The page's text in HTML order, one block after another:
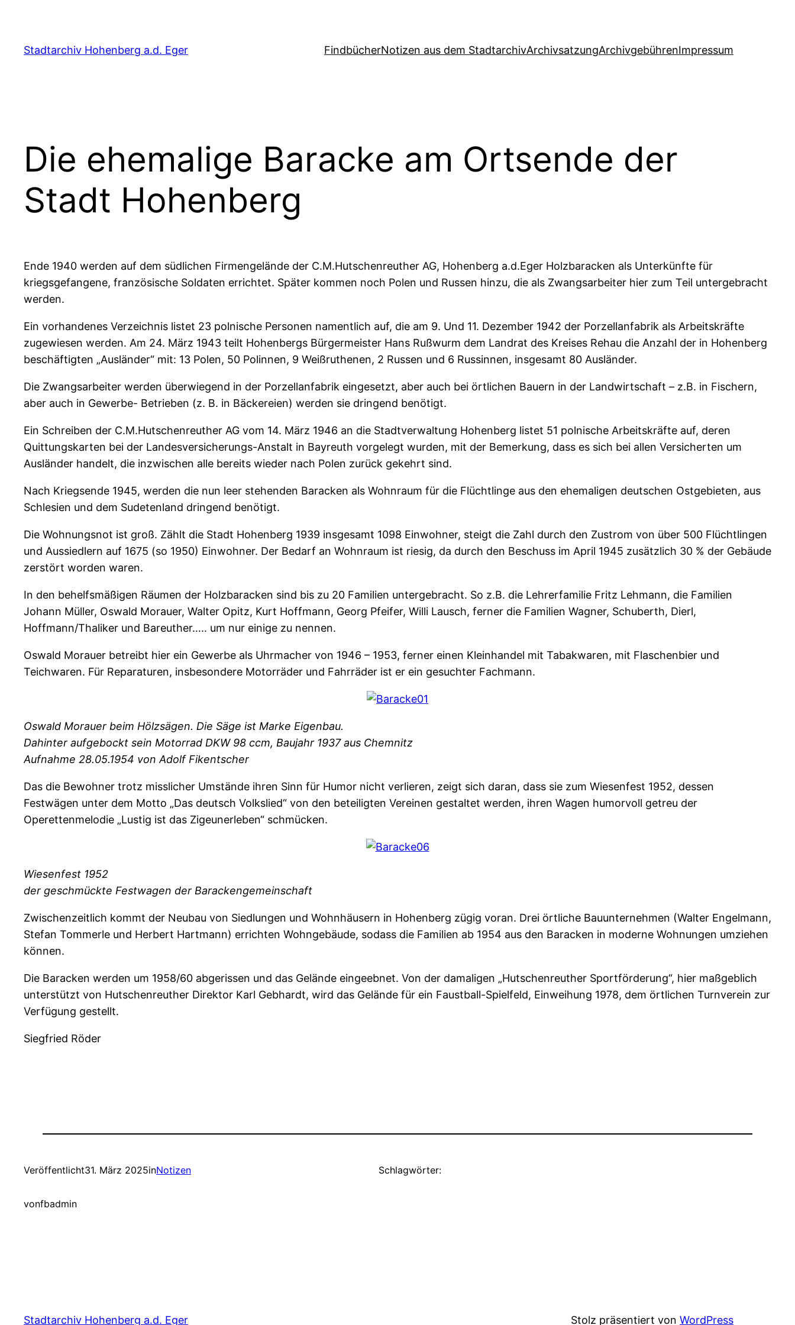
springen
Stadtarchiv Hohenberg a.d. Eger FindbücherNotizen aus dem StadtarchivArchivsatzungArchivgebührenImpressum
Die ehemalige Baracke am Ortsende der
Stadt Hohenberg
Ende 1940 werden auf dem südlichen Firmengelände der C.M.Hutschenreuther AG, Hohenberg a.d.Eger Holzbaracken als Unterkünfte für
kriegsgefangene, französische Soldaten errichtet. Später kommen noch Polen und Russen hinzu, die als Zwangsarbeiter hier zum Teil untergebracht
werden.
Ein vorhandenes Verzeichnis listet 23 polnische Personen namentlich auf, die am 9. Und 11. Dezember 1942 der Porzellanfabrik als Arbeitskräfte
zugewiesen werden. Am 24. März 1943 teilt Hohenbergs Bürgermeister Hans Rußwurm dem Landrat des Kreises Rehau die Anzahl der in Hohenberg
beschäftigten „Ausländer“ mit: 13 Polen, 50 Polinnen, 9 Weißruthenen, 2 Russen und 6 Russinnen, insgesamt 80 Ausländer.
Die Zwangsarbeiter werden überwiegend in der Porzellanfabrik eingesetzt, aber auch bei örtlichen Bauern in der Landwirtschaft – z.B. in Fischern,
aber auch in Gewerbe- Betrieben (z. B. in Bäckereien) werden sie dringend benötigt.
Ein Schreiben der C.M.Hutschenreuther AG vom 14. März 1946 an die Stadtverwaltung Hohenberg listet 51 polnische Arbeitskräfte auf, deren
Quittungskarten bei der Landesversicherungs-Anstalt in Bayreuth vorgelegt wurden, mit der Bemerkung, dass es sich bei allen Versicherten um
Ausländer handelt, die inzwischen alle bereits wieder nach Polen zurück gekehrt sind.
Nach Kriegsende 1945, werden die nun leer stehenden Baracken als Wohnraum für die Flüchtlinge aus den ehemaligen deutschen Ostgebieten, aus
Schlesien und dem Sudetenland dringend benötigt.
Die Wohnungsnot ist groß. Zählt die Stadt Hohenberg 1939 insgesamt 1098 Einwohner, steigt die Zahl durch den Zustrom von über 500 Flüchtlingen
und Aussiedlern auf 1675 (so 1950) Einwohner. Der Bedarf an Wohnraum ist riesig, da durch den Beschuss im April 1945 zusätzlich 30 % der Gebäude
zerstört worden waren.
In den behelfsmäßigen Räumen der Holzbaracken sind bis zu 20 Familien untergebracht. So z.B. die Lehrerfamilie Fritz Lehmann, die Familien
Johann Müller, Oswald Morauer, Walter Opitz, Kurt Hoffmann, Georg Pfeifer, Willi Lausch, ferner die Familien Wagner, Schuberth, Dierl,
Hoffmann/Thaliker und Bareuther….. um nur einige zu nennen.
Oswald Morauer betreibt hier ein Gewerbe als Uhrmacher von 1946 – 1953, ferner einen Kleinhandel mit Tabakwaren, mit Flaschenbier und
Teichwaren. Für Reparaturen, insbesondere Motorräder und Fahrräder ist er ein gesuchter Fachmann.
Oswald Morauer beim Hölzsägen. Die Säge ist Marke Eigenbau.
Dahinter aufgebockt sein Motorrad DKW 98 ccm, Baujahr 1937 aus Chemnitz
Aufnahme 28.05.1954 von Adolf Fikentscher
Das die Bewohner trotz misslicher Umstände ihren Sinn für Humor nicht verlieren, zeigt sich daran, dass sie zum Wiesenfest 1952, dessen
Festwägen unter dem Motto „Das deutsch Volkslied“ von den beteiligten Vereinen gestaltet werden, ihren Wagen humorvoll getreu der
Operettenmelodie „Lustig ist das Zigeunerleben“ schmücken.
Wiesenfest 1952
der geschmückte Festwagen der Barackengemeinschaft
Zwischenzeitlich kommt der Neubau von Siedlungen und Wohnhäusern in Hohenberg zügig voran. Drei örtliche Bauunternehmen (Walter Engelmann,
Stefan Tommerle und Herbert Hartmann) errichten Wohngebäude, sodass die Familien ab 1954 aus den Baracken in moderne Wohnungen umziehen
können.
Die Baracken werden um 1958/60 abgerissen und das Gelände eingeebnet. Von der damaligen „Hutschenreuther Sportförderung“, hier maßgeblich
unterstützt von Hutschenreuther Direktor Karl Gebhardt, wird das Gelände für ein Faustball-Spielfeld, Einweihung 1978, dem örtlichen Turnverein zur
Verfügung gestellt.
Siegfried Röder
Veröffentlicht31. März 2025inNotizen
vonfbadmin
Schlagwörter:
Stadtarchiv Hohenberg a.d. Eger Stolz präsentiert von WordPress